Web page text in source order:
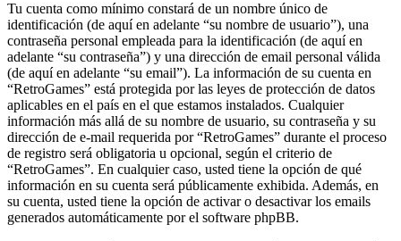
Tu cuenta como mínimo constará de un nombre único de
identificación (de aquí en adelante “su nombre de usuario”), una
contraseña personal empleada para la identificación (de aquí en
adelante “su contraseña”) y una dirección de email personal válida
(de aquí en adelante “su email”). La información de su cuenta en
“RetroGames” está protegida por las leyes de protección de datos
aplicables en el país en el que estamos instalados. Cualquier
información más allá de su nombre de usuario, su contraseña y su
dirección de e-mail requerida por “RetroGames” durante el proceso
de registro será obligatoria u opcional, según el criterio de
“RetroGames”. En cualquier caso, usted tiene la opción de qué
información en su cuenta será públicamente exhibida. Además, en
su cuenta, usted tiene la opción de activar o desactivar los emails
generados automáticamente por el software phpBB.